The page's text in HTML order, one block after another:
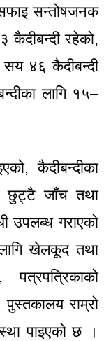
सन्तोषजनक
रहेको,
४६ कैदीबन्दी
लागि १५–
कैदीबन्दीका
छुट्टै जाँच तथा
उपलब्ध गराएको
खेलकूद तथा
पत्रपत्रिकाको
राम्रो
पाइएको छ ।